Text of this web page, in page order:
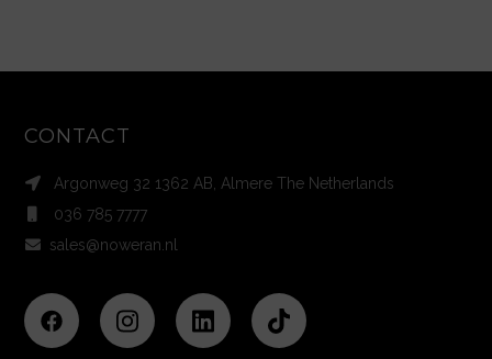
CONTACT
Argonweg 32 1362 AB, Almere The Netherlands
036 785 7777